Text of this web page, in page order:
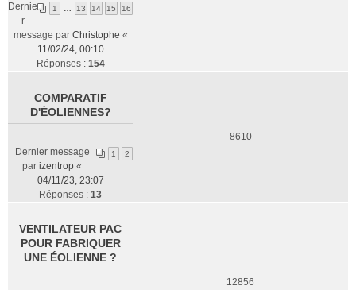
1 13 14 15 16
Dernie
r
message par Christophe «
11/02/24, 00:10
Réponses : 154
COMPARATIF
D'ÉOLIENNES?
1 2
Dernier message
par izentrop «
04/11/23, 23:07
Réponses : 13
8610
VENTILATEUR PAC
POUR FABRIQUER
UNE ÉOLIENNE ?
12856